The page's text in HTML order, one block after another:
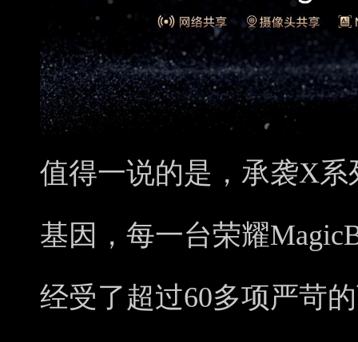
值得一说的是，承袭X
基因，每一台荣耀
经受了超过60多项严苛